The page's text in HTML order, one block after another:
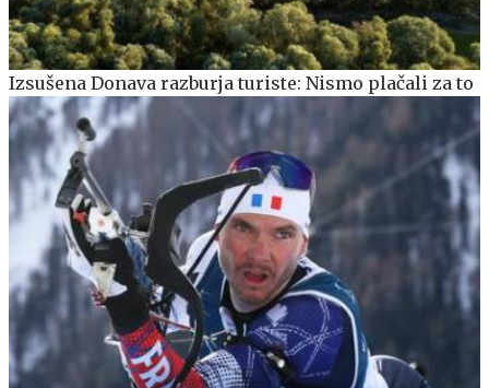
Izsušena Donava razburja turiste: Nismo plačali za to